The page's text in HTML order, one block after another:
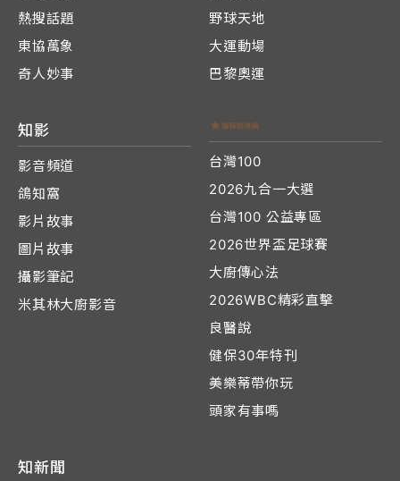
熱搜話題
東協萬象
奇人妙事
野球天地
大運動場
巴黎奧運
知影
影音頻道
鴿知窩
影片故事
圖片故事
攝影筆記
米其林大廚影音
台灣100
2026九合一大選
台灣100 公益專區
2026世界盃足球賽
大廚傳心法
2026WBC精彩直擊
良醫說
健保30年特刊
美樂蒂帶你玩
頭家有事嗎
知新聞